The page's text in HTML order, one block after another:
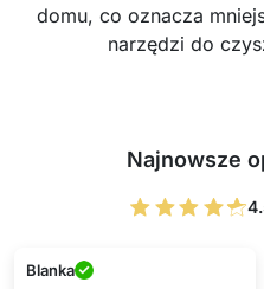
domu, co oznacza
narzędzi do
Najnowsze
Blanka